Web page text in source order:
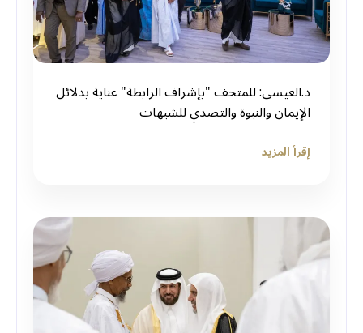
د.العيسى: للمتحف "بإشراف الرابطة" عناية بدلائل
الإيمان والنبوة والتصدي للشبهات
إقرأ المزيد